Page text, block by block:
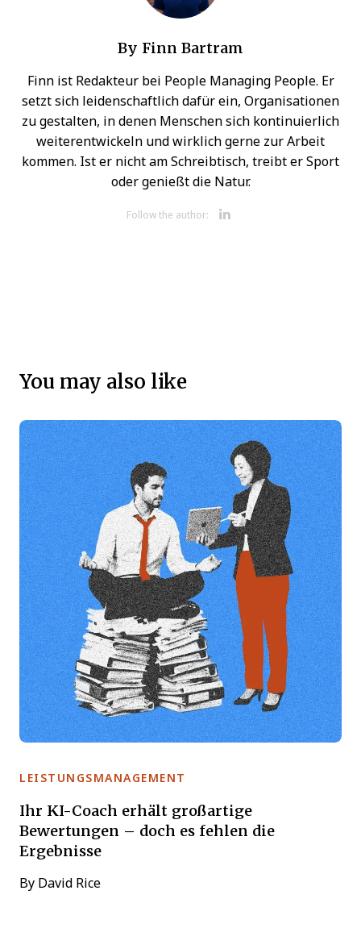
By Finn Bartram
Finn ist Redakteur bei People Managing People. Er
setzt sich leidenschaftlich dafür ein, Organisationen
zu gestalten, in denen Menschen sich kontinuierlich
weiterentwickeln und wirklich gerne zur Arbeit
kommen. Ist er nicht am Schreibtisch, treibt er Sport
oder genießt die Natur.
Follow the author:
You may also like
LEISTUNGSMANAGEMENT
Ihr KI-Coach erhält großartige
Bewertungen – doch es fehlen die
Ergebnisse
By David Rice